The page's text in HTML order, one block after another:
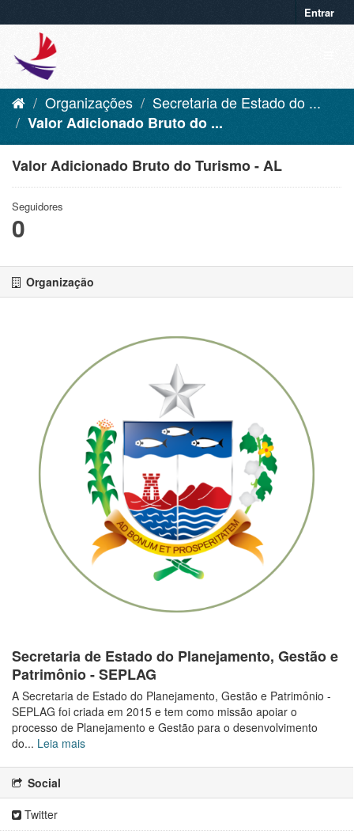
Entrar
Organizações
Secretaria de Estado do ...
Valor Adicionado Bruto do ...
Valor Adicionado Bruto do Turismo - AL
Seguidores
0
Organização
Secretaria de Estado do Planejamento, Gestão e
Patrimônio - SEPLAG
A Secretaria de Estado do Planejamento, Gestão e Patrimônio -
SEPLAG foi criada em 2015 e tem como missão apoiar o
processo de Planejamento e Gestão para o desenvolvimento
do... Leia mais
Social
Twitter